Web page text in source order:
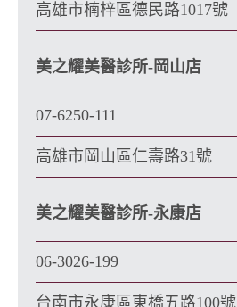
高雄市楠梓區德民路1017號
美之耀美醫診所-岡山店
07-6250-111
高雄市岡山區仁壽路31號
美之耀美醫診所-永康店
06-3026-199
台南市永康區東橋五路100號